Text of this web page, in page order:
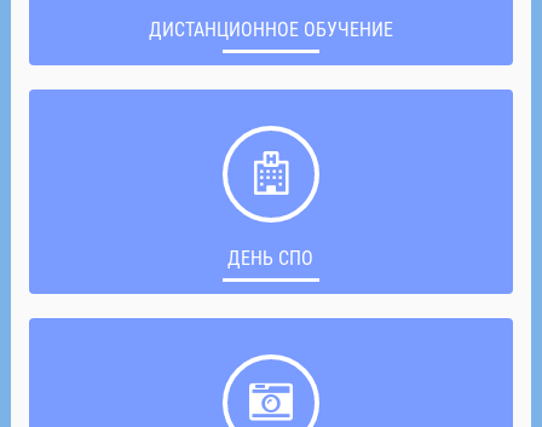
ДИСТАНЦИОННОЕ ОБУЧЕНИЕ
ДЕНЬ СПО